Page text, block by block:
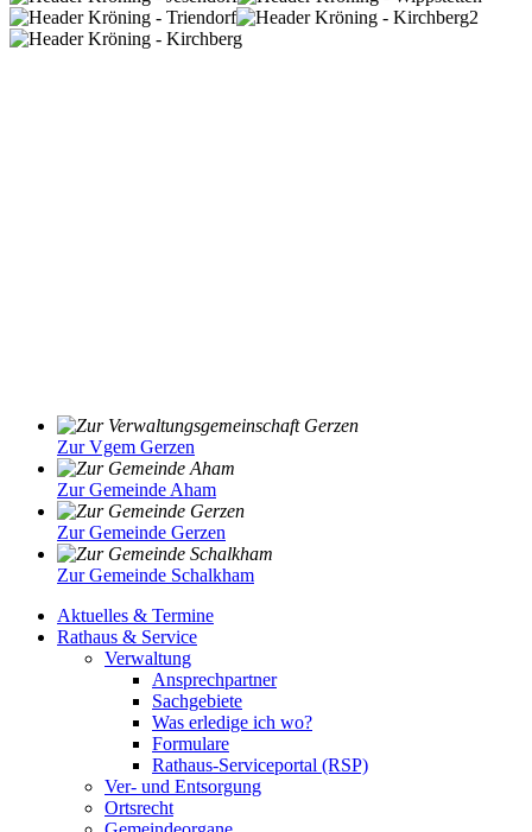
Zur Vgem Gerzen
Zur Gemeinde Aham
Zur Gemeinde Gerzen
Zur Gemeinde Schalkham
Aktuelles & Termine
Rathaus & Service
Verwaltung
Ansprechpartner
Sachgebiete
Was erledige ich wo?
Formulare
Rathaus-Serviceportal (RSP)
Ver- und Entsorgung
Ortsrecht